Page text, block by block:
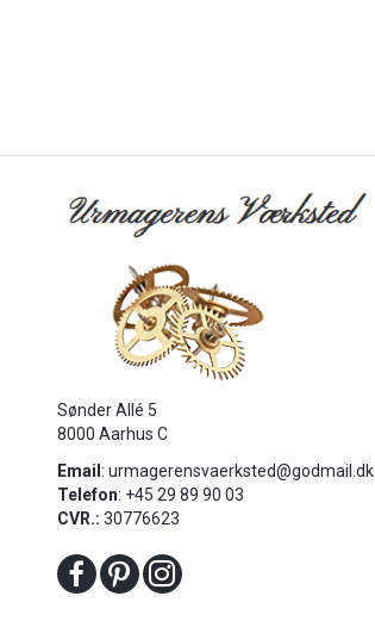
Sønder Allé 5
8000 Aarhus C
Email : urmagerensvaerksted@godmail.dk
Telefon: +45 29 89 90 03
CVR.: 30776623